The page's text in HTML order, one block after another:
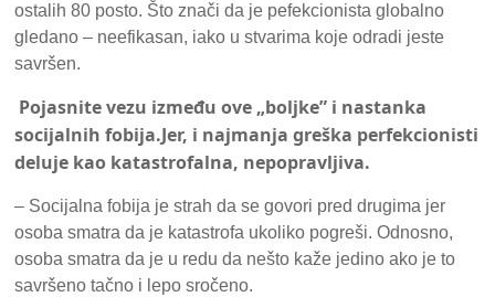
ostalih 80 posto. Što znači da je pefekcionista globalno
gledano – neefikasan, iako u stvarima koje odradi jeste
savršen.
Pojasnite vezu između ove „boljke” i nastanka
socijalnih fobija.Jer, i najmanja greška perfekcionisti
deluje kao katastrofalna, nepopravljiva.
– Socijalna fobija je strah da se govori pred drugima jer
osoba smatra da je katastrofa ukoliko pogreši. Odnosno,
osoba smatra da je u redu da nešto kaže jedino ako je to
savršeno tačno i lepo sročeno.